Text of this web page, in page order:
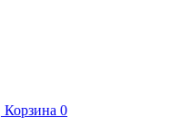
Корзина 0